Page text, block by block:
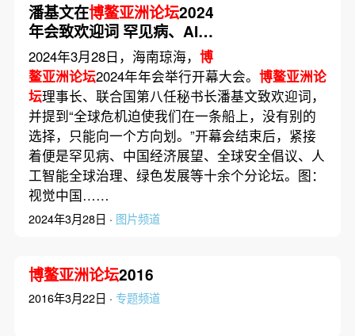
潘基文在博鳌亚洲论坛2024
年会致欢迎词 罕见病、AI、
中国经济等多个话题受关注
2024年3月28日，海南琼海， 博
鳌亚洲论坛2024年年会举行开幕大会。 博鳌亚洲论
坛理事长、联合国第八任秘书长潘基文致欢迎词，
并提到“全球危机迫使我们在一条船上，没有别的
选择，只能向一个方向划。”开幕会结束后，紧接
着便是罕见病、中国经济展望、全球安全倡议、人
工智能全球治理、绿色发展等十余个分论坛。图：
视觉中国……
2024年3月28日 · 图片频道
博鳌亚洲论坛2016
2016年3月22日 · 专题频道